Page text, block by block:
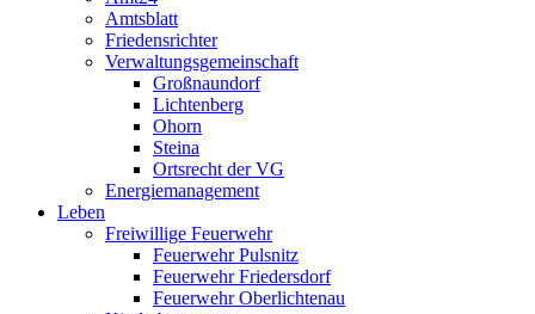
Amtsblatt
Friedensrichter
Verwaltungsgemeinschaft
Großnaundorf
Lichtenberg
Ohorn
Steina
Ortsrecht der VG
Energiemanagement
Leben
Freiwillige Feuerwehr
Feuerwehr Pulsnitz
Feuerwehr Friedersdorf
Feuerwehr Oberlichtenau